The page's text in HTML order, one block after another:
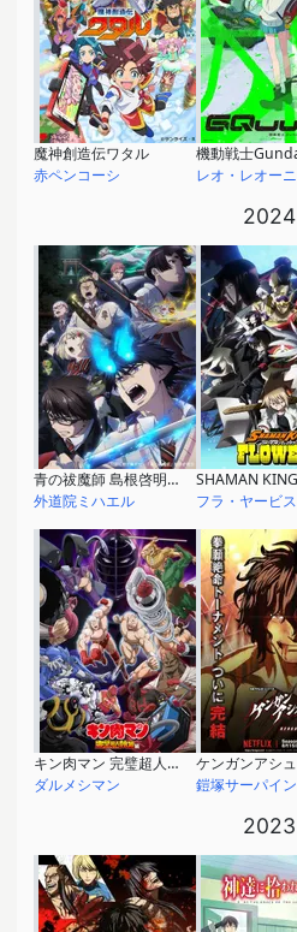
魔神創造伝ワタル
赤ペンコーシ
レオ・レオーニ
2024
青の祓魔師 島根啓明結社篇
外道院ミハエル
フラ・ヤービス
キン肉マン 完璧超人始祖編
ダルメシマン
鎧塚サーパイン
2023